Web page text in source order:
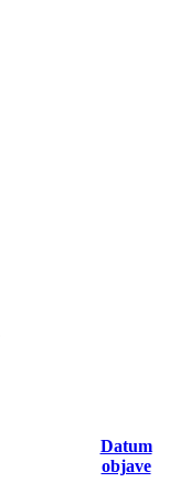
Datum
objave